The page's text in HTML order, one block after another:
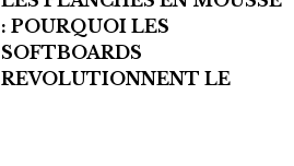
: POURQUOI LES
SOFTBOARDS
REVOLUTIONNENT LE